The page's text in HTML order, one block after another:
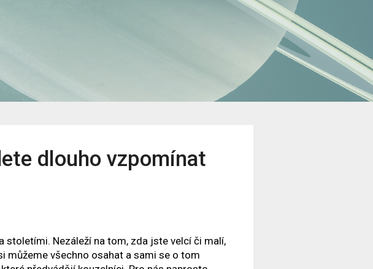
dlouho vzpomínat
stoletími. Nezáleží na tom, zda jste velcí či malí,
můžeme všechno osahat a sami se o tom